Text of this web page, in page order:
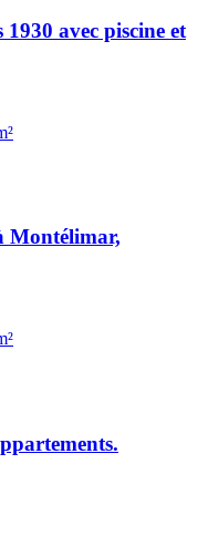
1930 avec piscine et
Montélimar,